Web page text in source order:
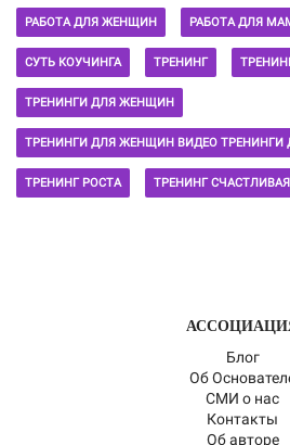
РАБОТА ДЛЯ ЖЕНЩИН РАБОТА ДЛЯ
СУТЬ КОУЧИНГА ТРЕНИНГ
ТРЕНИНГИ ДЛЯ ЖЕНЩИН
ТРЕНИНГИ ДЛЯ ЖЕНЩИН ВИДЕО
ТРЕНИНГ РОСТА ТРЕНИНГ
Блог
Об
СМИ о нас
Контакты
Об авторе